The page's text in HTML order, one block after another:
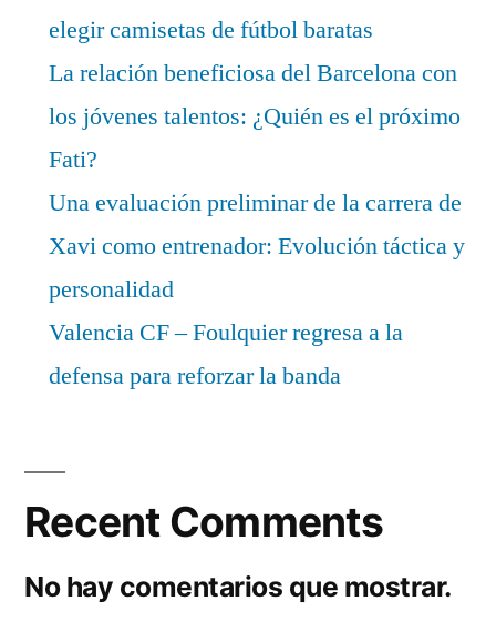
elegir camisetas de fútbol baratas
La relación beneficiosa del Barcelona con
los jóvenes talentos: ¿Quién es el próximo
Fati?
Una evaluación preliminar de la carrera de
Xavi como entrenador: Evolución táctica y
personalidad
Valencia CF – Foulquier regresa a la
defensa para reforzar la banda
Recent Comments
No hay comentarios que mostrar.